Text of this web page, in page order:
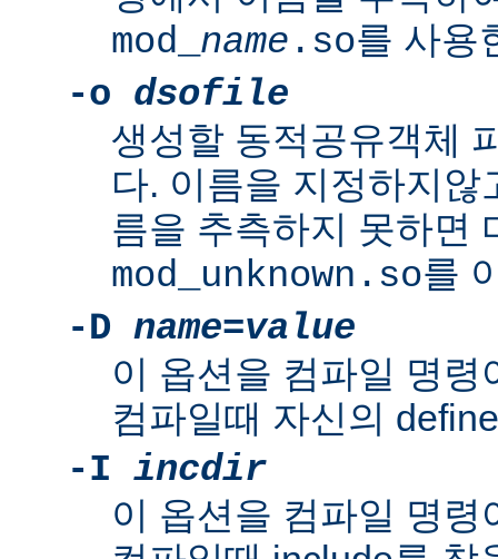
mod_ name .so를 사용
-o dsofile
생성할 동적공유객체
다. 이름을 지정하지
름을 추측하지 못하면
mod_unknown.so를
-D name=value
이 옵션을 컴파일 명
컴파일때 자신의
-I incdir
이 옵션을 컴파일 명